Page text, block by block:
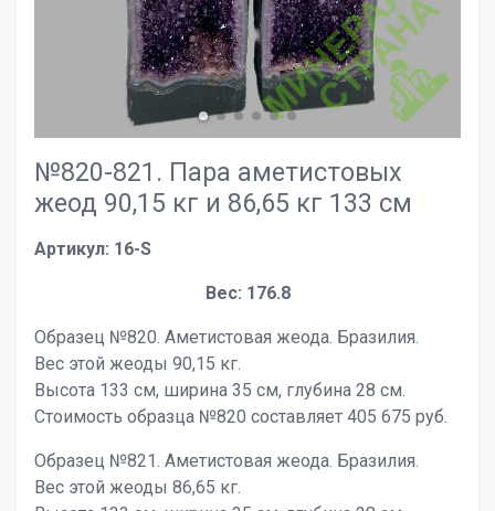
№820-821. Пара аметистовых
жеод 90,15 кг и 86,65 кг 133 см
Артикул: 16-S
Вес: 176.8
Образец №820. Аметистовая жеода. Бразилия.
Вес этой жеоды 90,15 кг.
Высота 133 см, ширина 35 см, глубина 28 см.
Стоимость образца №820 составляет 405 675 руб.
Образец №821. Аметистовая жеода. Бразилия.
Вес этой жеоды 86,65 кг.